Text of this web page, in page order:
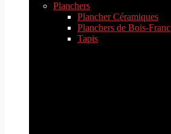
Planchers
Plancher Céramiques
Planchers de Bois-Franc
Tapis